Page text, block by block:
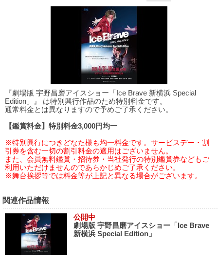
『劇場版 宇野昌磨アイスショー「Ice Brave 新横浜 Special
Edition」』 は特別興行作品のため特別料金です。
通常料金とは異なりますので予めご了承ください。
【鑑賞料金】特別料金3,000円均一
※特別興行につきどなた様も均一料金です。サービスデー・割
引券を含む一切の割引料金の適用はございません。
また、会員無料鑑賞・招待券・当社発行の特別鑑賞券などもご
利用いただけませんのであらかじめご了承ください。
※舞台挨拶等では料金等が上記と異なる場合がございます。
関連作品情報
公開中
劇場版 宇野昌磨アイスショー「Ice Brave
新横浜 Special Edition」